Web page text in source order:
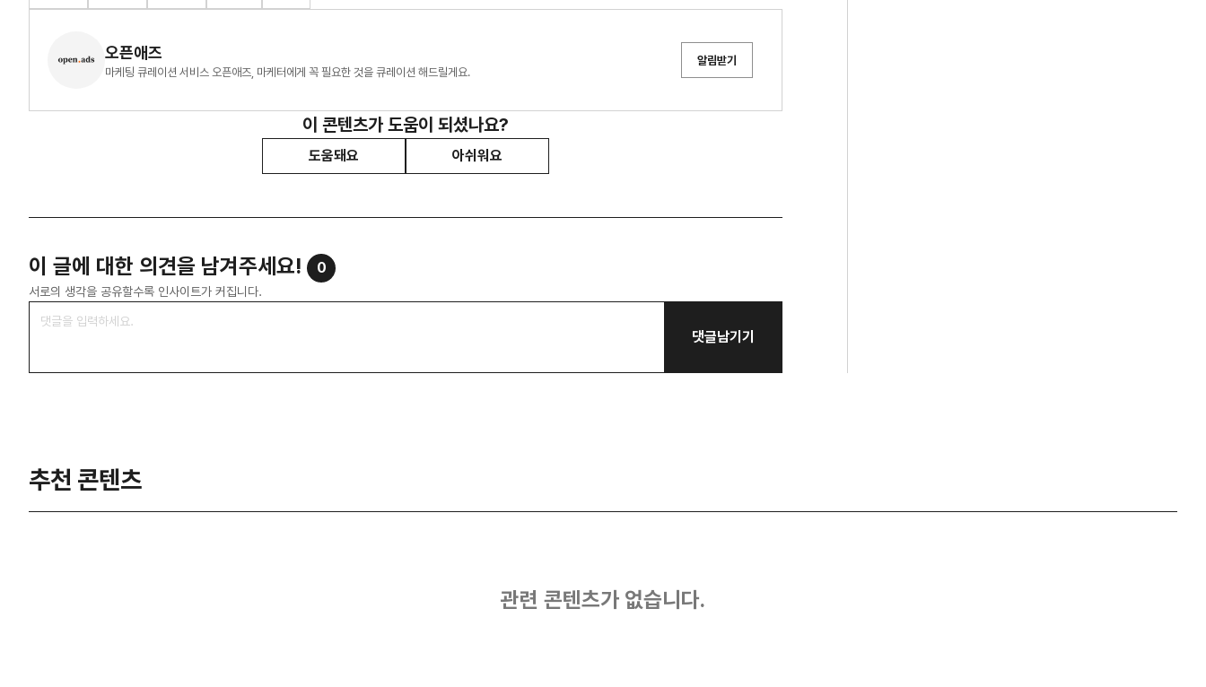
오픈애즈
마케팅 큐레이션 서비스 오픈애즈, 마케터에게 꼭 필요한 것을 큐레이션 해드릴게요.
알림받기
이 콘텐츠가 도움이 되셨나요?
도움돼요 아쉬워요
이 글에 대한 의견을 남겨주세요! 0
서로의 생각을 공유할수록 인사이트가 커집니다.
댓글남기기
추천 콘텐츠
관련 콘텐츠가 없습니다.